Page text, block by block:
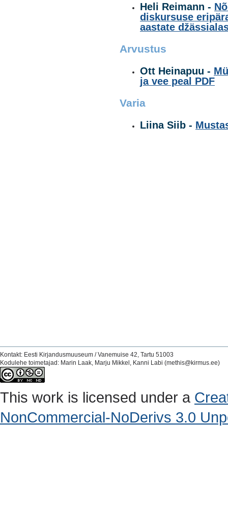
Heli Reimann -
diskursuse
aastate
Arvustus
Ott Heinapuu -
ja vee peal PDF
Varia
Liina Siib -
Kontakt: Eesti Kirjandusmuuseum / Vanemuise 42, Tartu 51003
Kodulehe toimetajad: Marin Laak, Marju Mikkel, Kanni Labi (methis@kirmus.ee)
This work is licensed under a
NonCommercial-NoDerivs 3.0